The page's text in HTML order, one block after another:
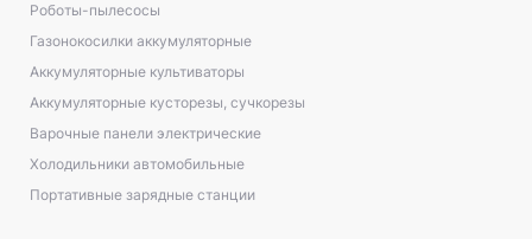
Роботы-пылесосы
Газонокосилки аккумуляторные
Аккумуляторные культиваторы
Аккумуляторные кусторезы, сучкорезы
Варочные панели электрические
Холодильники автомобильные
Портативные зарядные станции